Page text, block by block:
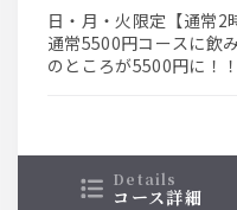
日・月・火限定【通常2
通常5500円コースに飲
のところが5500円に！！
※お席は3時間、30分
※祝前日は除外となりま
details
コース詳細